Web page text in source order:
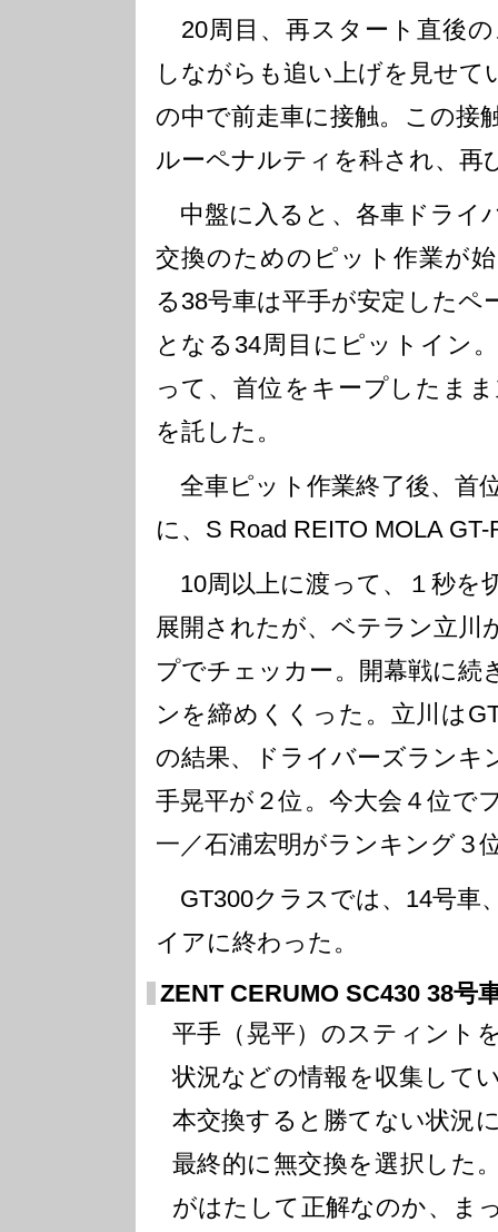
20周目、再スタート直後
しながらも追い上げを見せて
の中で前走車に接触。この接
ルーペナルティを科され、再
中盤に入ると、各車ドライ
交換のためのピット作業が
る38号車は平手が安定したペ
となる34周目にピットイン
って、首位をキープしたま
を託した。
全車ピット作業終了後、首
に、S Road REITO MOLA
10周以上に渡って、１秒を
展開されたが、ベテラン立川
プでチェッカー。開幕戦に続
ンを締めくくった。立川は
の結果、ドライバーズランキ
手晃平が２位。今大会４位で
一／石浦宏明がランキング３
GT300クラスでは、14号車
イアに終わった。
ZENT CERUMO SC430 38号
平手（晃平）のスティント
状況などの情報を収集して
本交換すると勝てない状況
最終的に無交換を選択した
がはたして正解なのか、ま